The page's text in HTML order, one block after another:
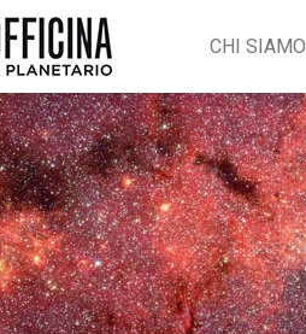
CHI SIAMO